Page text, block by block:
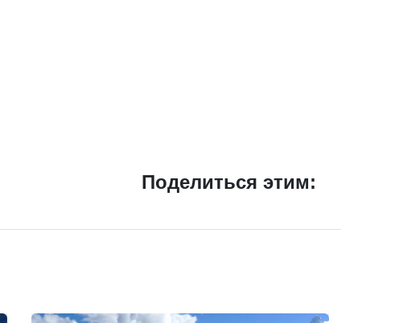
Поделиться этим: